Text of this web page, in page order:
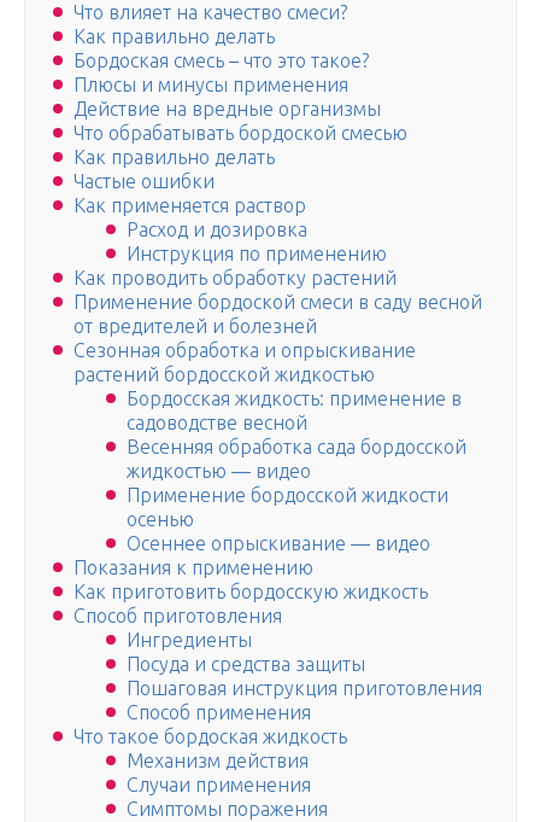
Что влияет на качество смеси?
Как правильно делать
Бордоская смесь – что это такое?
Плюсы и минусы применения
Действие на вредные организмы
Что обрабатывать бордоской смесью
Как правильно делать
Частые ошибки
Как применяется раствор
Расход и дозировка
Инструкция по применению
Как проводить обработку растений
Применение бордоской смеси в саду весной
от вредителей и болезней
Сезонная обработка и опрыскивание
растений бордосской жидкостью
Бордосская жидкость: применение в
садоводстве весной
Весенняя обработка сада бордосской
жидкостью — видео
Применение бордосской жидкости
осенью
Осеннее опрыскивание — видео
Показания к применению
Как приготовить бордосскую жидкость
Способ приготовления
Ингредиенты
Посуда и средства защиты
Пошаговая инструкция приготовления
Способ применения
Что такое бордоская жидкость
Механизм действия
Случаи применения
Симптомы поражения